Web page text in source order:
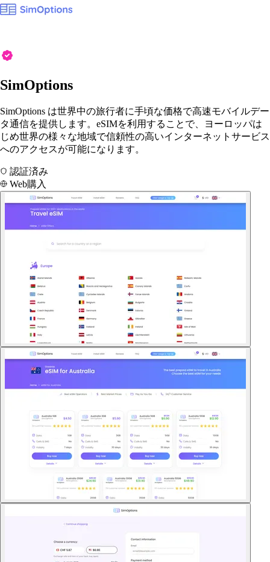
SimOptions
SimOptions は世界中の旅行者に手頃な価格で高速モバイルデー
タ通信を提供します。eSIMを利用することで、ヨーロッパは
じめ世界の様々な地域で信頼性の高いインターネットサービス
へのアクセスが可能になります。
認証済み
Web購入